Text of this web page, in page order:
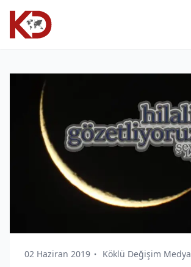
02 Haziran 2019 Köklü Değişim Medya